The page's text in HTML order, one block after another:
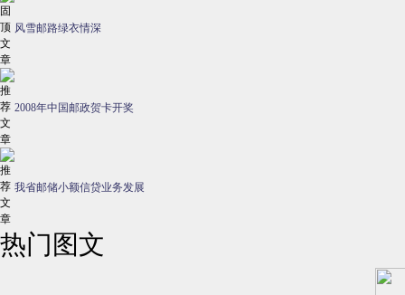
风雪邮路绿衣情深
2008年中国邮政贺卡开奖
我省邮储小额信贷业务发展
热门图文